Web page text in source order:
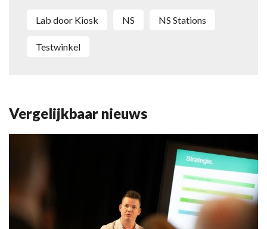
Lab door Kiosk NS NS Stations
testwinkel
Vergelijkbaar nieuws